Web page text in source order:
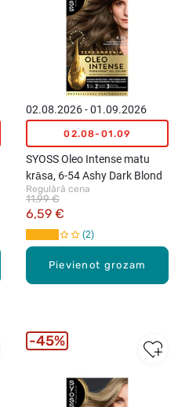
Pievienot grozam
02.08.2026 - 01.09.2026
02.08-01.09
SYOSS Oleo Intense matu
krāsa, 6-54 Ashy Dark Blond
Regulārā cena
6,59 €
11,99 €
2
45%